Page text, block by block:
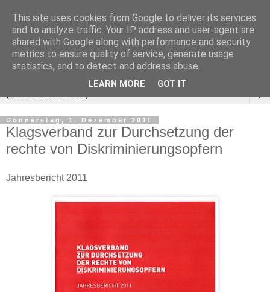
▼
Donnerstag, 1. Dezember 2011
Klagsverband zur Durchsetzung der
rechte von Diskriminierungsopfern
Jahresbericht 2011
This site uses cookies from Google to deliver its services
and to analyze traffic. Your IP address and user-agent are
shared with Google along with performance and security
metrics to ensure quality of service, generate usage
statistics, and to detect and address abuse.
LEARN MORE GOT IT